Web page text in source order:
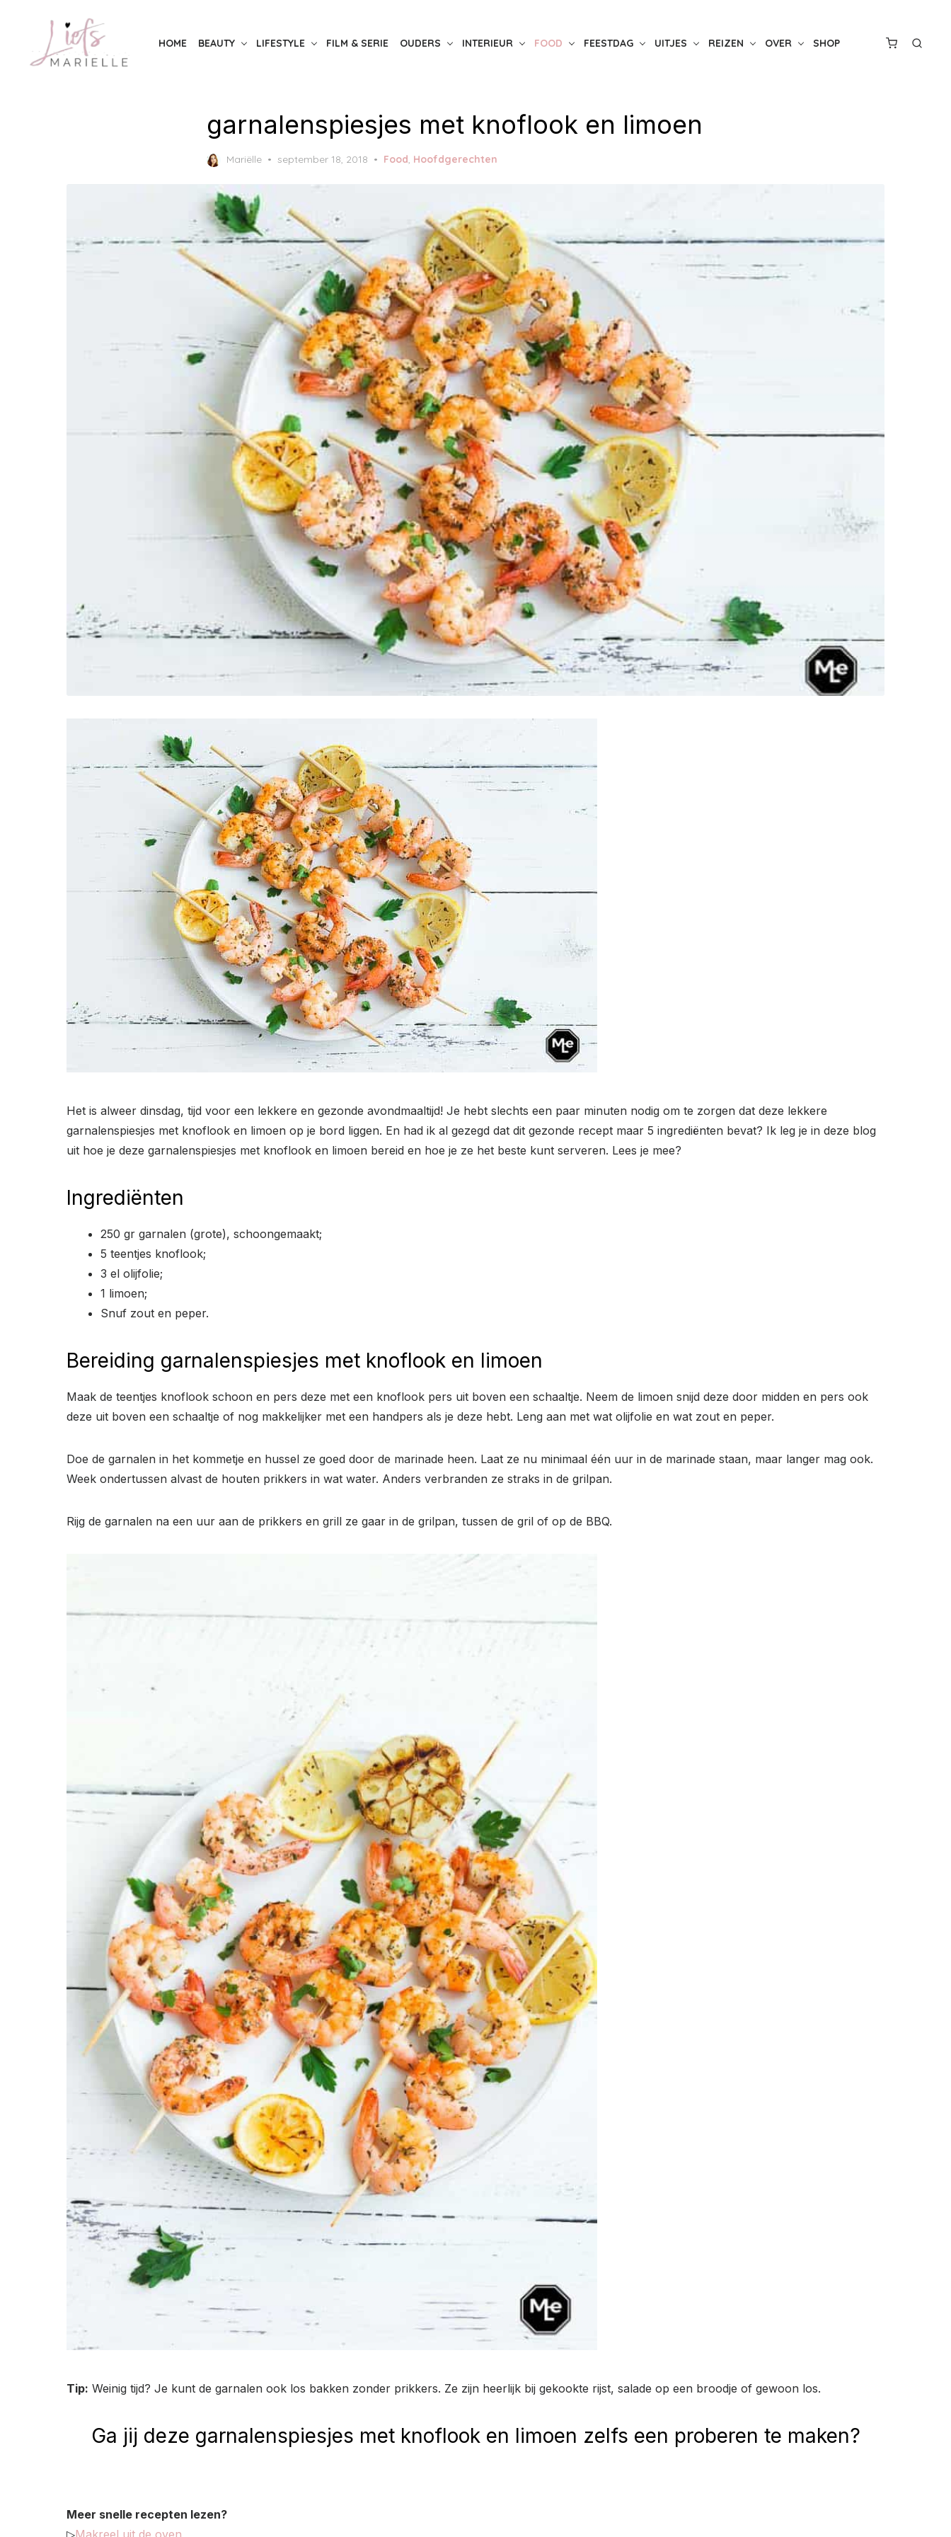
content
HOME BEAUTY LIFESTYLE FILM & SERIE OUDERS INTERIEUR FOOD FEESTDAG UITJES REIZEN OVER SHOP
garnalenspiesjes met knoflook en limoen
Mariëlle
Posted
september 18, 2018 Food Hoofdgerechten
Het is alweer dinsdag, tijd voor een lekkere en gezonde avondmaaltijd! Je hebt slechts een paar minuten nodig om te zorgen dat deze lekkere
garnalenspiesjes met knoflook en limoen op je bord liggen. En had ik al gezegd dat dit gezonde recept maar 5 ingrediënten bevat? Ik leg je in deze blog
uit hoe je deze garnalenspiesjes met knoflook en limoen bereid en hoe je ze het beste kunt serveren. Lees je mee?
Ingrediënten
250 gr garnalen (grote), schoongemaakt;
5 teentjes knoflook;
3 el olijfolie;
1 limoen;
Snuf zout en peper.
Bereiding garnalenspiesjes met knoflook en limoen
Maak de teentjes knoflook schoon en pers deze met een knoflook pers uit boven een schaaltje. Neem de limoen snijd deze door midden en pers ook
deze uit boven een schaaltje of nog makkelijker met een handpers als je deze hebt. Leng aan met wat olijfolie en wat zout en peper.
Doe de garnalen in het kommetje en hussel ze goed door de marinade heen. Laat ze nu minimaal één uur in de marinade staan, maar langer mag ook.
Week ondertussen alvast de houten prikkers in wat water. Anders verbranden ze straks in de grilpan.
Rijg de garnalen na een uur aan de prikkers en grill ze gaar in de grilpan, tussen de gril of op de BBQ.
Tip: Weinig tijd? Je kunt de garnalen ook los bakken zonder prikkers. Ze zijn heerlijk bij gekookte rijst, salade op een broodje of gewoon los.
Ga jij deze garnalenspiesjes met knoflook en limoen zelfs een proberen te maken?
Meer snelle recepten lezen?
▷Makreel uit de oven